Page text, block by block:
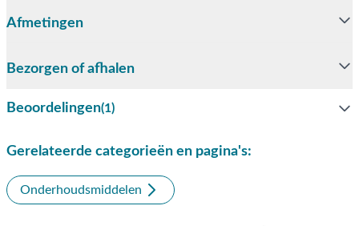
Afmetingen
Bezorgen of afhalen
Beoordelingen(1)
Gerelateerde categorieën en pagina's:
Onderhoudsmiddelen